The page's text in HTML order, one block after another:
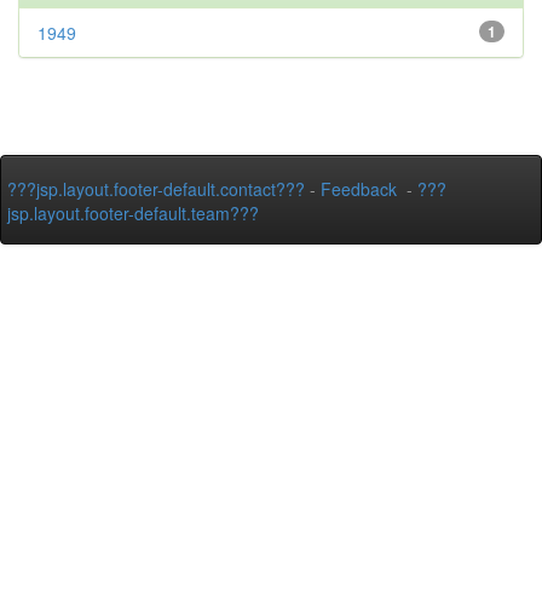
1
1949
???jsp.layout.footer-default.contact??? - Feedback - ???
jsp.layout.footer-default.team???